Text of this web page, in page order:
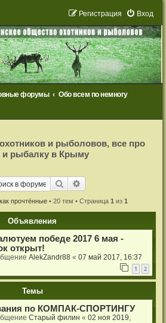
Вход
Регистрация
форумы
Обо всем по немногу
и рыболовов, все про
и рыбалку в Крыму
Поиск
прочтённые• 20 тем • Страница 1 из 1
Объявления
победе 2017 6 мая -
открыт!
AlekZandr88 «07 май 2017, 16:37
1 2
Темы
по КОМПАК-СПОРТИНГУ
Старый филин «02 ноя 2019,